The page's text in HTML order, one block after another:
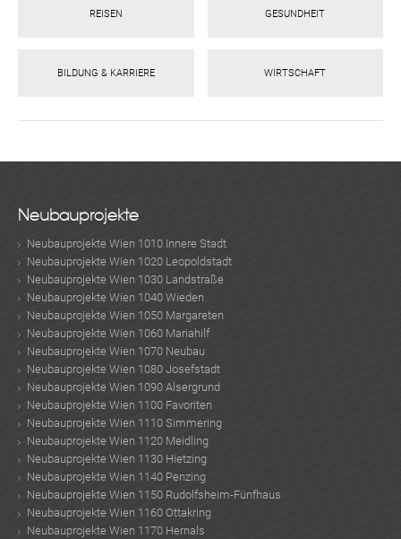
REISEN GESUNDHEIT
BILDUNG & KARRIERE WIRTSCHAFT
Neubauprojekte
Neubauprojekte Wien 1010 Innere Stadt
Neubauprojekte Wien 1020 Leopoldstadt
Neubauprojekte Wien 1030 Landstraße
Neubauprojekte Wien 1040 Wieden
Neubauprojekte Wien 1050 Margareten
Neubauprojekte Wien 1060 Mariahilf
Neubauprojekte Wien 1070 Neubau
Neubauprojekte Wien 1080 Josefstadt
Neubauprojekte Wien 1090 Alsergrund
Neubauprojekte Wien 1100 Favoriten
Neubauprojekte Wien 1110 Simmering
Neubauprojekte Wien 1120 Meidling
Neubauprojekte Wien 1130 Hietzing
Neubauprojekte Wien 1140 Penzing
Neubauprojekte Wien 1150 Rudolfsheim-Fünfhaus
Neubauprojekte Wien 1160 Ottakring
Neubauprojekte Wien 1170 Hernals